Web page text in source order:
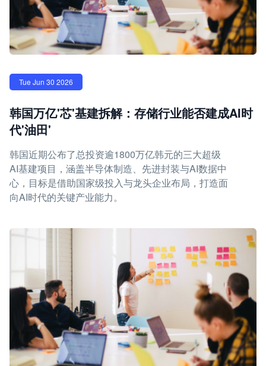
Tue Jun 30 2026
韩国万亿'芯'基建拆解：存储行业能否建成AI时
代'油田'
韩国近期公布了总投资逾1800万亿韩元的三大超级
AI基建项目，涵盖半导体制造、先进封装与AI数据中
心，目标是借助国家级投入与龙头企业布局，打造面
向AI时代的关键产业能力。